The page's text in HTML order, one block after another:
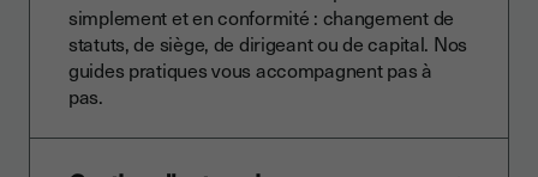
simplement et en conformité : changement de
statuts, de siège, de dirigeant ou de capital. Nos
guides pratiques vous accompagnent pas à
pas.